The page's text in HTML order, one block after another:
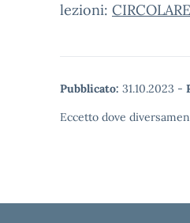
lezioni: CIRCOLARE
Pubblicato: 31.10.2023 -
Eccetto dove